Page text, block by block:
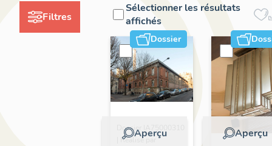
Filtres
Sélectionner les résultats
affichés
Dossier
Aperçu
Dossier IA75000310
| Réalisé par
Aperçu